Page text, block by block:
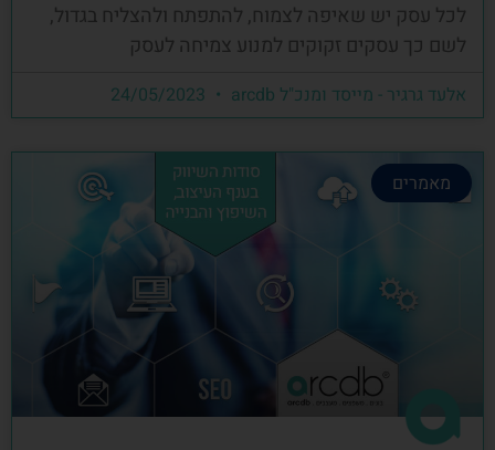
לכל עסק יש שאיפה לצמוח, להתפתח ולהצליח בגדול,
לשם כך עסקים זקוקים למנוע צמיחה לעסק
אלעד גרגיר - מייסד ומנכ"ל arcdb
מאמרים